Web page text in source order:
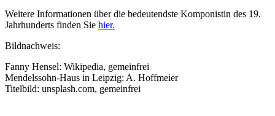
Weitere Informationen über die bedeutendste Komponistin des 19.
Jahrhunderts finden Sie hier.
Bildnachweis:
Fanny Hensel: Wikipedia, gemeinfrei
Mendelssohn-Haus in Leipzig: A. Hoffmeier
Titelbild: unsplash.com, gemeinfrei